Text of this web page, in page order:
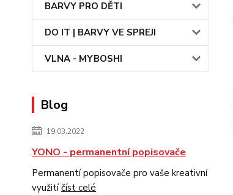
BARVY PRO DĚTI
DO IT | BARVY VE SPREJI
VLNA - MYBOSHI
Blog
19.03.2022
YONO - permanentní popisovače
Permanentí popisovače pro vaše kreativní
využitíčíst celé